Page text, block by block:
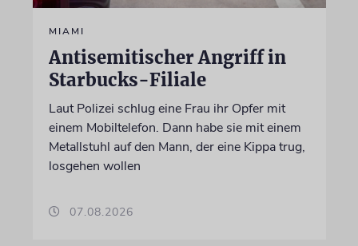
MIAMI
Antisemitischer Angriff in
Starbucks-Filiale
Laut Polizei schlug eine Frau ihr Opfer mit
einem Mobiltelefon. Dann habe sie mit einem
Metallstuhl auf den Mann, der eine Kippa trug,
losgehen wollen
07.08.2026